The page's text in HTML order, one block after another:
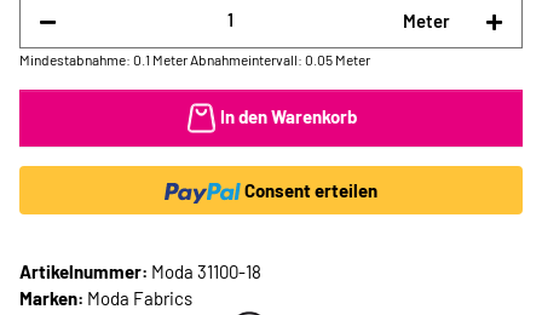
Meter
Mindestabnahme: 0.1 Meter Abnahmeintervall: 0.05 Meter
In den Warenkorb
Consent erteilen
Artikelnummer: Moda 31100-18
Marken: Moda Fabrics